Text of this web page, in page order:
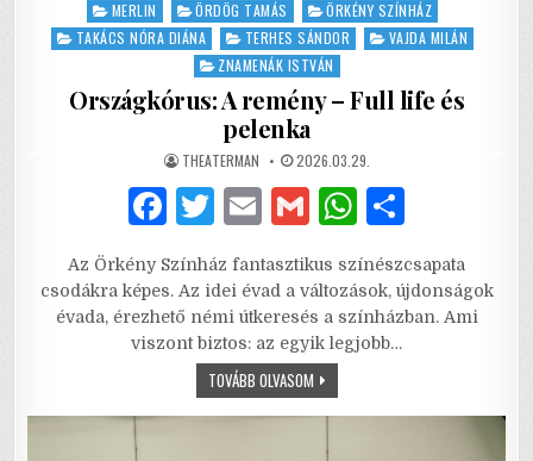
MERLIN
ÖRDÖG TAMÁS
ÖRKÉNY SZÍNHÁZ
TAKÁCS NÓRA DIÁNA
TERHES SÁNDOR
VAJDA MILÁN
ZNAMENÁK ISTVÁN
Országkórus: A remény – Full life és
pelenka
AUTHOR:
THEATERMAN PUBLISHED
DATE:
2026.03.29.
F
c
e
b
T
it
te
r
E
ai
l
G
ai
l
W
at
s
A
ar
e
Az Örkény Színház fantasztikus színészcsapata
csodákra képes. Az idei évad a változások, újdonságok
évada, érezhető némi útkeresés a színházban. Ami
viszont biztos: az egyik legjobb…
TOVÁBB OLVASOMORSZÁGKÓRUS:
A
REMÉNY